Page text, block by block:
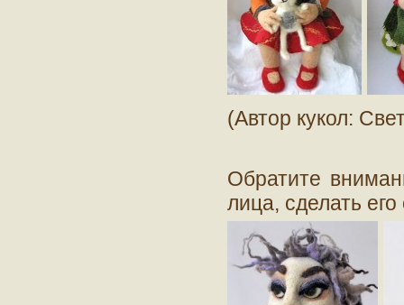
(Автор кукол:
Обратите
лица, сделать